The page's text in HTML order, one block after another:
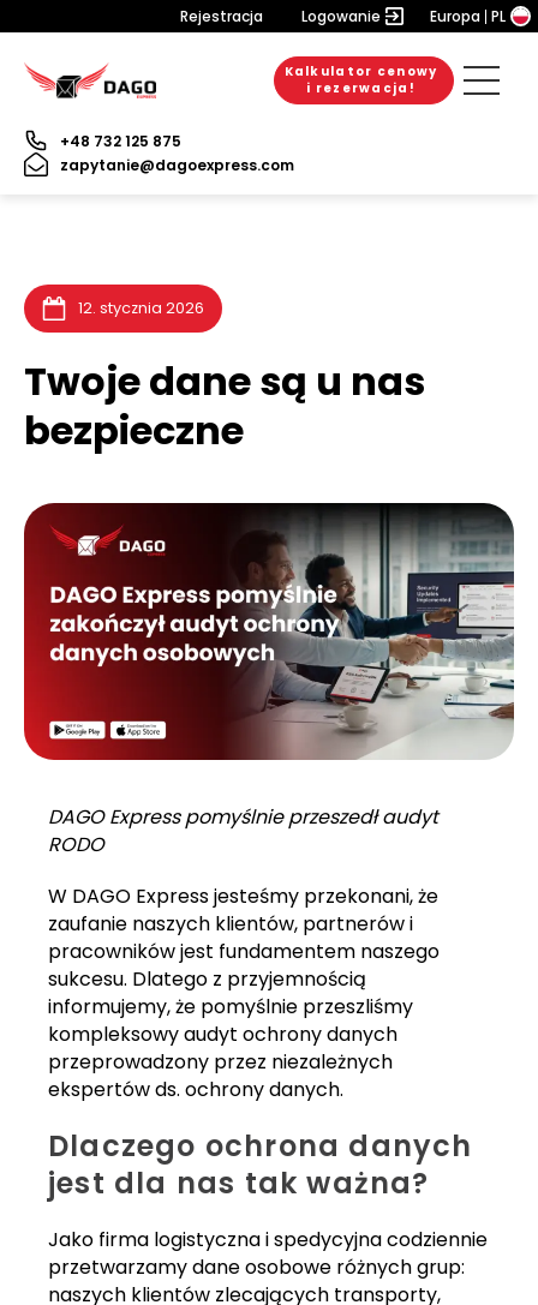
Rejestracja Logowanie Europa PL
Kalkulator cenowy
i rezerwacja!
+48 732 125 875
zapytanie@dagoexpress.com
12. stycznia 2026
Twoje dane są u nas
bezpieczne
DAGO Express pomyślnie przeszedł audyt
RODO
W DAGO Express jesteśmy przekonani, że
zaufanie naszych klientów, partnerów i
pracowników jest fundamentem naszego
sukcesu. Dlatego z przyjemnością
informujemy, że pomyślnie przeszliśmy
kompleksowy audyt ochrony danych
przeprowadzony przez niezależnych
ekspertów ds. ochrony danych.
Dlaczego ochrona danych
jest dla nas tak ważna?
Jako firma logistyczna i spedycyjna codziennie
przetwarzamy dane osobowe różnych grup:
naszych klientów zlecających transporty,
20. lipca 2026
10. lipca 2026
9. lipca 2026